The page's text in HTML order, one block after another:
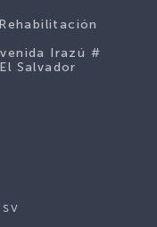
Irazú #
Salvador